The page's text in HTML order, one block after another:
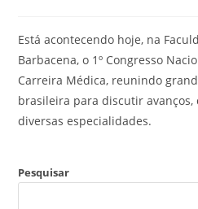
Está acontecendo hoje, na
Barbacena, o 1º Congresso
Carreira Médica, reunindo
brasileira para discutir avanços,
diversas especialidades.
Pesquisar